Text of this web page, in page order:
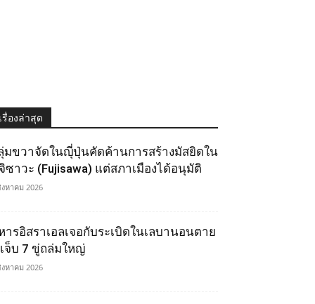
เรื่องล่าสุด
มขวาจัดในญุี่ปุ่นคัดค้านการสร้างมัสยิดใน
ซาวะ (Fujisawa) แต่สภาเมืองได้อนุมัติ
หาคม 2026
ารอิสราเอลเจอกับระเบิดในเลบานอนตาย
จ็บ 7 ขู่ถล่มใหญ่
หาคม 2026